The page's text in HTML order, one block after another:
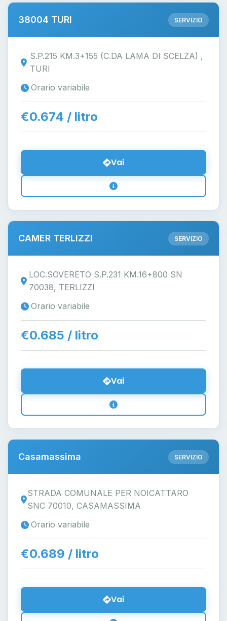
38004 TURI SERVIZIO
S.P.215 KM.3+155 (C.DA LAMA DI SCELZA) ,
TURI
Orario variabile
€0.674 / litro
Vai
CAMER TERLIZZI SERVIZIO
LOC.SOVERETO S.P.231 KM.16+800 SN
70038, TERLIZZI
Orario variabile
€0.685 / litro
Vai
Casamassima SERVIZIO
STRADA COMUNALE PER NOICATTARO
SNC 70010, CASAMASSIMA
Orario variabile
€0.689 / litro
Vai